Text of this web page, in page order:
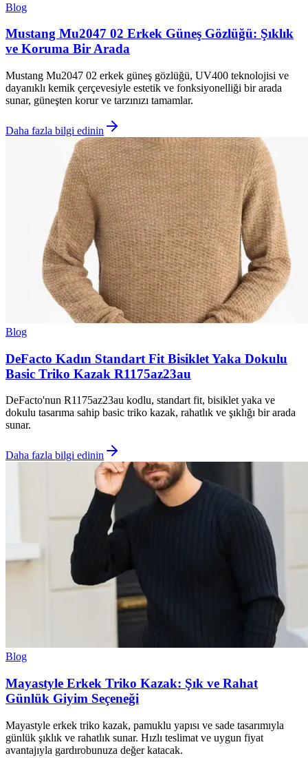
Blog
Mustang Mu2047 02 Erkek Güneş Gözlüğü: Şıklık
ve Koruma Bir Arada
Mustang Mu2047 02 erkek güneş gözlüğü, UV400 teknolojisi ve
dayanıklı kemik çerçevesiyle estetik ve fonksiyonelliği bir arada
sunar, güneşten korur ve tarzınızı tamamlar.
Daha fazla bilgi edinin
Blog
DeFacto Kadın Standart Fit Bisiklet Yaka Dokulu
Basic Triko Kazak R1175az23au
DeFacto'nun R1175az23au kodlu, standart fit, bisiklet yaka ve
dokulu tasarıma sahip basic triko kazak, rahatlık ve şıklığı bir arada
sunar.
Daha fazla bilgi edinin
Blog
Mayastyle Erkek Triko Kazak: Şık ve Rahat
Günlük Giyim Seçeneği
Mayastyle erkek triko kazak, pamuklu yapısı ve sade tasarımıyla
günlük şıklık ve rahatlık sunar. Hızlı teslimat ve uygun fiyat
avantajıyla gardırobunuza değer katacak.